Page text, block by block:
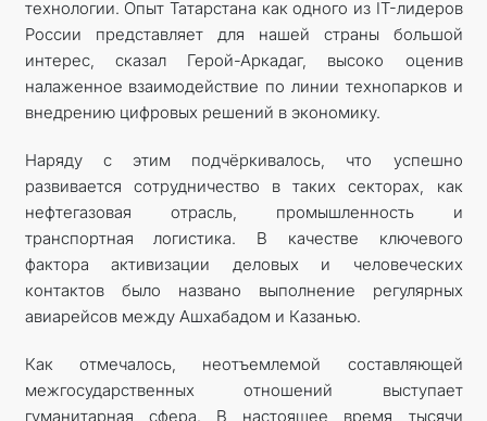
технологии. Опыт Татарстана как одного из IT-лидеров
России представляет для нашей страны большой
интерес, сказал Герой-Аркадаг, высоко оценив
налаженное взаимодействие по линии технопарков и
внедрению цифровых решений в экономику.
Наряду с этим подчёркивалось, что успешно
развивается сотрудничество в таких секторах, как
нефтегазовая отрасль, промышленность и
транспортная логистика. В качестве ключевого
фактора активизации деловых и человеческих
контактов было названо выполнение регулярных
авиарейсов между Ашхабадом и Казанью.
Как отмечалось, неотъемлемой составляющей
межгосударственных отношений выступает
гуманитарная сфера. В настоящее время тысячи